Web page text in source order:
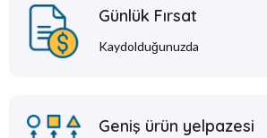
Günlük Fırsat
Kaydolduğunuzda
Geniş ürün yelpazesi